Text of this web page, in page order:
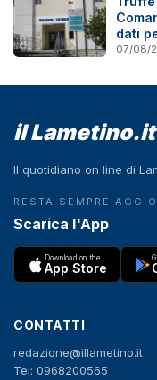
dati
07/08/
il Lametino.it
Il quotidiano on line di
RESTA SEMPRE
Scarica l'App
Download on the
App Store
CONTATTI
redazione@illametino.it
Tel: 0968200565